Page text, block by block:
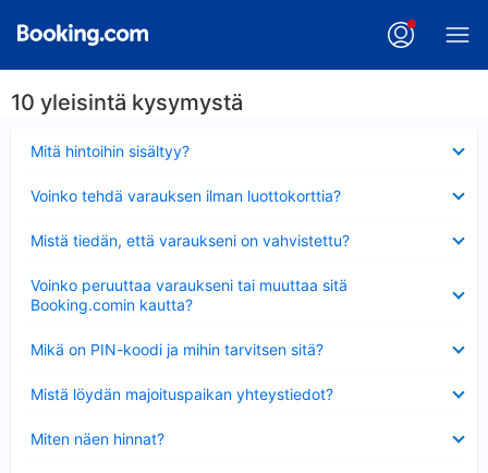
10 yleisintä kysymystä
Mitä hintoihin sisältyy?
Voinko tehdä varauksen ilman luottokorttia?
Mistä tiedän, että varaukseni on vahvistettu?
Voinko peruuttaa varaukseni tai muuttaa sitä
Booking.comin kautta?
Mikä on PIN-koodi ja mihin tarvitsen sitä?
Mistä löydän majoituspaikan yhteystiedot?
Miten näen hinnat?